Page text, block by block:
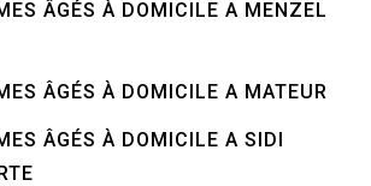
ÂGÉS À DOMICILE A MENZEL
ÂGÉS À DOMICILE A MATEUR
ÂGÉS À DOMICILE A SIDI